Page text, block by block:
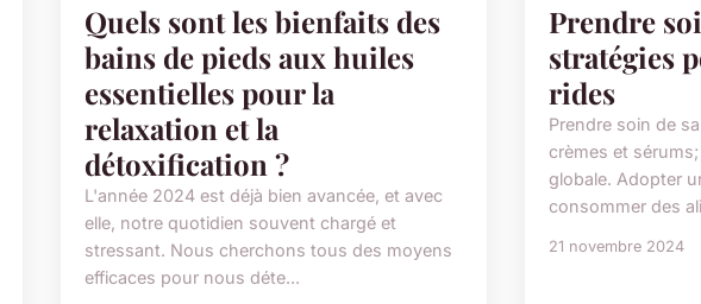
Quels sont les bienfaits des
bains de pieds aux huiles
essentielles pour la
relaxation et la
détoxification ?
L'année 2024 est déjà bien avancée, et avec
elle, notre quotidien souvent chargé et
stressant. Nous cherchons tous des moyens
efficaces pour nous déte...
Prendre
stratégies
rides
Prendre soin de
crèmes et
globale. Adopter
consommer des
21 novembre 2024